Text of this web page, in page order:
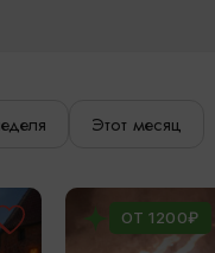
Этот месяц
ОТ 1200₽